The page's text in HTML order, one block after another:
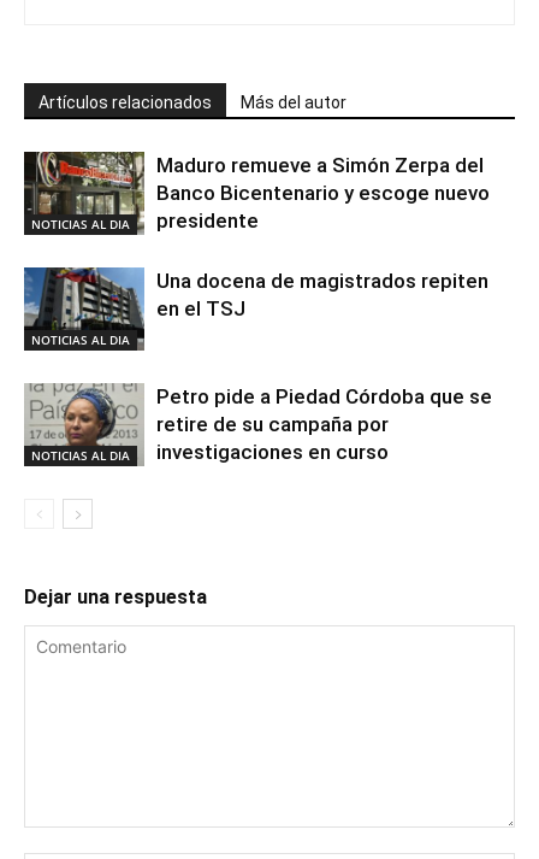
Artículos relacionados Más del autor
NOTICIAS AL DIA
Maduro remueve a Simón Zerpa del
Banco Bicentenario y escoge nuevo
presidente
NOTICIAS AL DIA
Una docena de magistrados repiten
en el TSJ
NOTICIAS AL DIA
Petro pide a Piedad Córdoba que se
retire de su campaña por
investigaciones en curso
Dejar una respuesta